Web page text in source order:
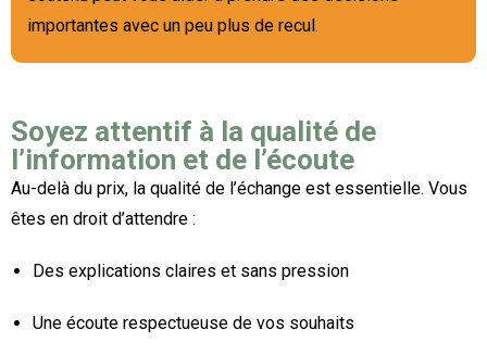
importantes avec un peu plus de recul.
Soyez attentif à la qualité de
l’information et de l’écoute
Au-delà du prix, la qualité de l’échange est essentielle. Vous
êtes en droit d’attendre :
Des explications claires et sans pression
Une écoute respectueuse de vos souhaits